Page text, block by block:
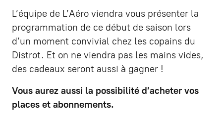
L’équipe de L’Aéro viendra vous présenter la
programmation de ce début de saison lors
d’un moment convivial chez les copains du
Distrot. Et on ne viendra pas les mains vides,
des cadeaux seront aussi à gagner !
Vous aurez aussi la possibilité d’acheter vos
places et abonnements.